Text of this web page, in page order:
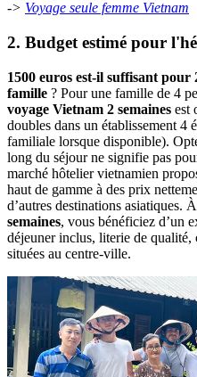
-> Voyage seule femme Vietnam
2. Budget estimé pour
1500 euros est-il suffisant pour
famille ? Pour une famille de 4
voyage Vietnam 2 semaines est
doubles dans un établissement 4
familiale lorsque disponible).
long du séjour ne signifie pas
marché hôtelier vietnamien
haut de gamme à des prix
d’autres destinations asiatiques.
semaines, vous bénéficiez d’un
déjeuner inclus, literie de qualité,
situées au centre-ville.